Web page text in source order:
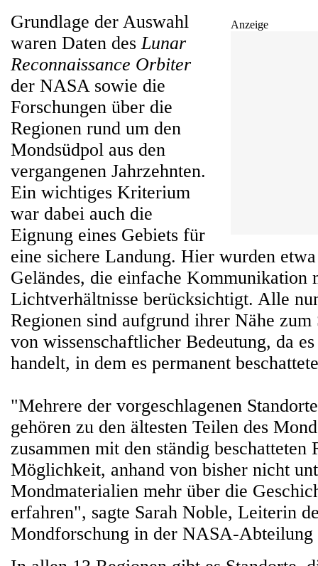
Anzeige
Grundlage der Auswahl
waren Daten desLunar
Reconnaissance Orbiter
der NASA sowie die
Forschungen über die
Regionen rund um den
Mondsüdpol aus den
vergangenen Jahrzehnten.
Ein wichtiges Kriterium
war dabei auch die
Eignung eines Gebiets für
eine sichere Landung. Hier wurden
Geländes, die einfache Kommunikation
Lichtverhältnisse berücksichtigt. Alle
Regionen sind aufgrund ihrer Nähe zum
von wissenschaftlicher Bedeutung, da
handelt, in dem es permanent
"Mehrere der vorgeschlagenen
gehören zu den ältesten Teilen des
zusammen mit den ständig beschatteten
Möglichkeit, anhand von bisher nicht
Mondmaterialien mehr über die
erfahren", sagte Sarah Noble, Leiterin
Mondforschung in der NASA-Abteilung